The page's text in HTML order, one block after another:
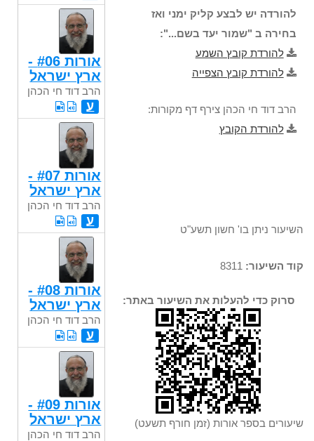
להורדה יש לבצע קליק ימני ואז
בחירה ב "שמור יעד בשם...":
להורדת קובץ השמע
להורדת קובץ הצפייה
הרב דוד חי הכהן צירף דף מקורות:
להורדת הקובץ
השיעור ניתן בו' חשון תשע"ט
קוד השיעור:
סרוק כדי להעלות את השיעור באתר:
שיעורים בספר אורות (זמן חורף תשעט)
אורות #06 -
ארץ ישראל
הרב דוד חי הכהן
ע
אורות #07 -
ארץ ישראל
הרב דוד חי הכהן
ע
אורות #08 -
ארץ ישראל
הרב דוד חי הכהן
ע
אורות #09 -
ארץ ישראל
הרב דוד חי הכהן